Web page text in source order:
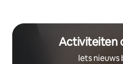
Activiteiten
Iets nieuws